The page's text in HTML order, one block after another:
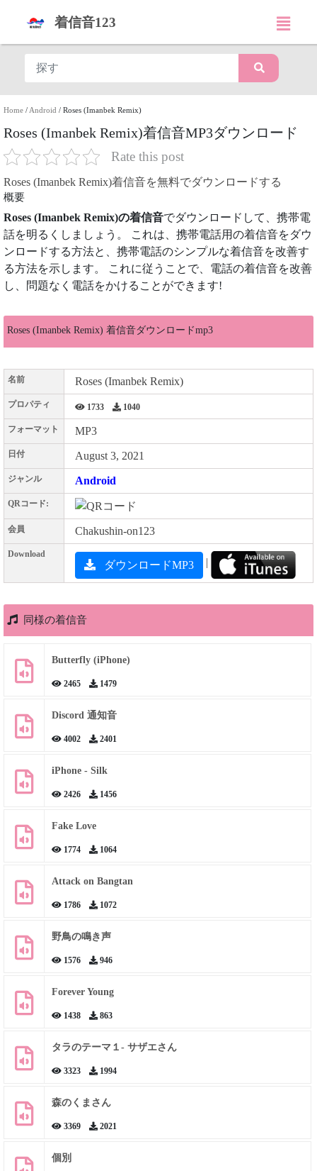
着信音123
Home / Android / Roses (Imanbek Remix)
Roses (Imanbek Remix)着信音MP3ダウンロード
Rate this post
Roses (Imanbek Remix)着信音を無料でダウンロードする
概要
Roses (Imanbek Remix)の着信音でダウンロードして、携帯電
話を明るくしましょう。 これは、携帯電話用の着信音をダウ
ンロードする方法と、携帯電話のシンプルな着信音を改善す
る方法を示します。 これに従うことで、電話の着信音を改善
し、問題なく電話をかけることができます!
Roses (Imanbek Remix) 着信音ダウンロードmp3
名前 Roses (Imanbek Remix)
プロパティ 1733 1040
フォーマット MP3
日付 August 3, 2021
ジャンル Android
QRコード:
会員 Chakushin-on123
Download
ダウンロードMP3 |
同様の着信音
Butterfly (iPhone)
2465 1479
Discord 通知音
4002 2401
iPhone - Silk
2426 1456
Fake Love
1774 1064
Attack on Bangtan
1786 1072
野鳥の鳴き声
1576 946
Forever Young
1438 863
タラのテーマ１- サザエさん
3323 1994
森のくまさん
3369 2021
個別